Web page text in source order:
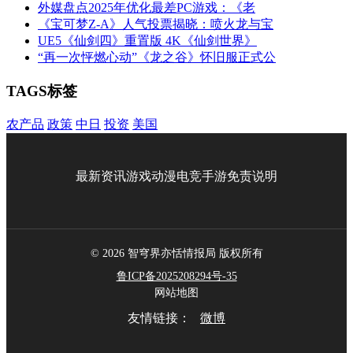
外媒盘点2025年优化最差PC游戏：《老
《宝可梦Z-A》人气投票揭晓：喷火龙与宝
UE5《仙剑四》重置版 4K《仙剑世界》
“再一次怦燃心动”《龙之谷》怀旧服正式公
TAGS标签
农产品 政策 中日 投资 美国
最新资讯游戏动漫电竞手游免责说明
© 2026 智穹界亦恬情报局 版权所有
鲁ICP备2025208294号-35
网站地图
友情链接： 微博